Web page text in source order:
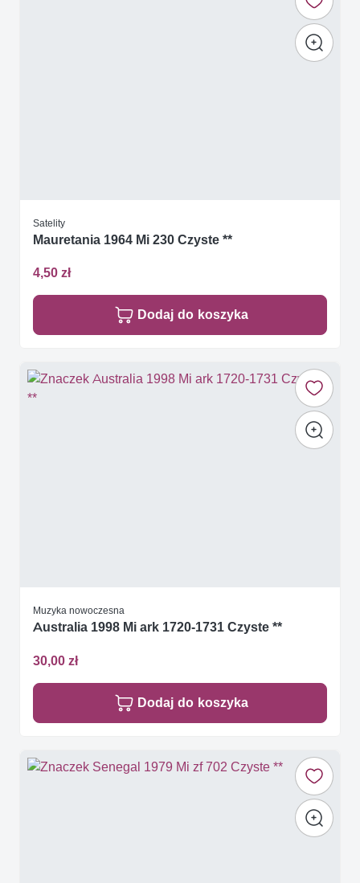
Satelity
Mauretania 1964 Mi 230 Czyste **
4,50 zł
Dodaj do koszyka
Muzyka nowoczesna
Australia 1998 Mi ark 1720-1731 Czyste **
30,00 zł
Dodaj do koszyka